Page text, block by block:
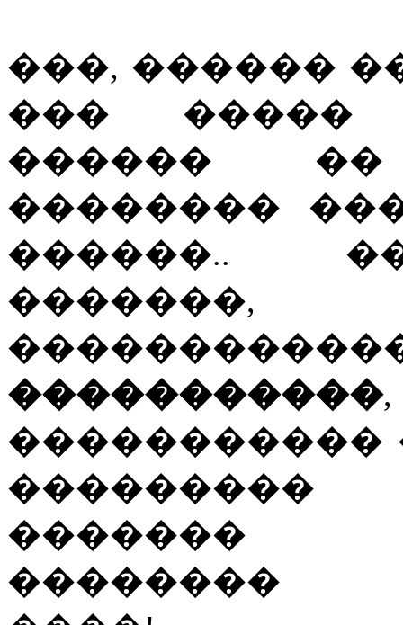
���, ������
��� �����
������
��������
������..
�����������
�����������
�������
��������